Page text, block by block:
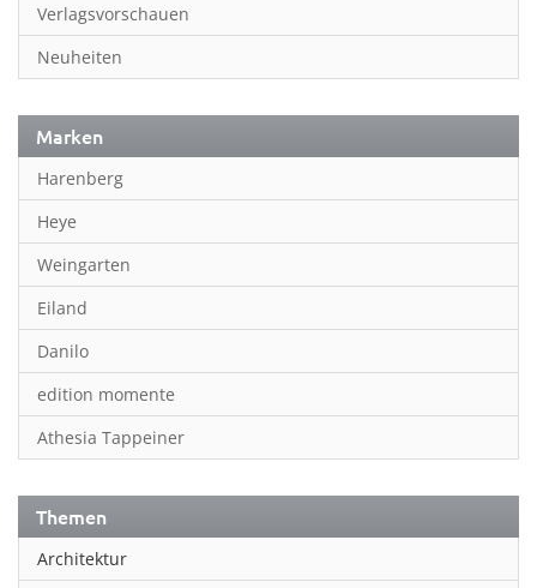
Verlagsvorschauen
Neuheiten
Marken
Harenberg
Heye
Weingarten
Eiland
Danilo
edition momente
Athesia Tappeiner
Themen
Architektur